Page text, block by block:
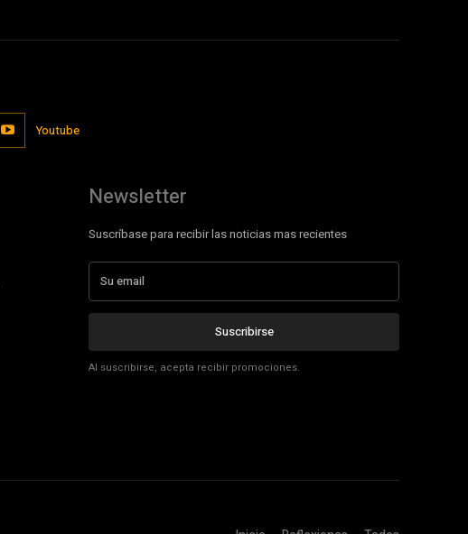
Youtube
Newsletter
Suscríbase para recibir las noticias mas recientes
Suscribirse
Al suscribirse, acepta recibir promociones.